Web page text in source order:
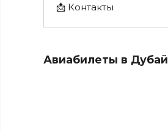
📩 Контакты
Авиабилеты в Дубай